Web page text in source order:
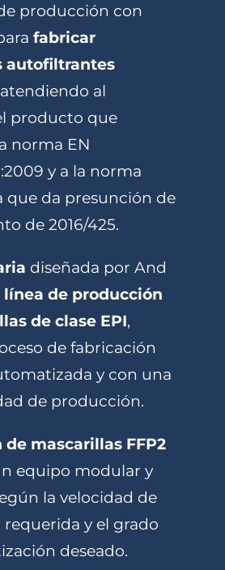
producción con
fabricar
autofiltrantes
atendiendo al
producto que
norma EN
y a la norma
que da presunción de
de 2016/425.
diseñada por And
línea de producción
de clase EPI,
de fabricación
y con una
de producción.
mascarillas FFP2
equipo modular y
la velocidad de
y el grado
deseado.